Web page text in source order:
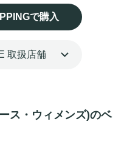
ント・ピンクペッパー
・ピンクシュガー・パチ
アボトル。
ドのキャップが、リッチ
で購入
取扱店舗
ス・ウィメンズ)のベ